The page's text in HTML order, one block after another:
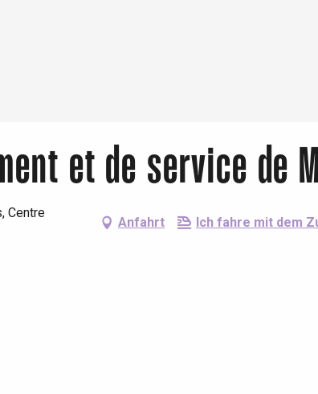
et de service de
Centre
Anfahrt Ich fahre mit dem